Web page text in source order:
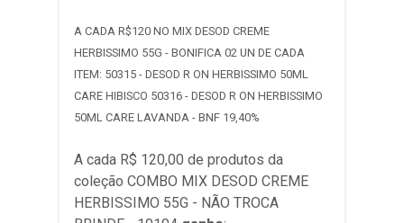
A CADA R$120 NO MIX DESOD CREME
HERBISSIMO 55G - BONIFICA 02 UN DE CADA
ITEM: 50315 - DESOD R ON HERBISSIMO 50ML
CARE HIBISCO 50316 - DESOD R ON HERBISSIMO
50ML CARE LAVANDA - BNF 19,40%
A cada R$ 120,00 de produtos da
coleção COMBO MIX DESOD CREME
HERBISSIMO 55G - NÃO TROCA